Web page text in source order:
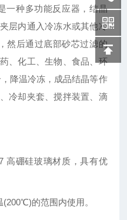
一种多功能反应器，结晶
层内通入冷冻水或其他冷
然后通过底部砂芯过滤的
、化工、生物、食品、环
降温冷冻，成品结晶等作
冷却夹套、搅拌装置、滴
高硼硅玻璃材质，具有优
的范围内使用。